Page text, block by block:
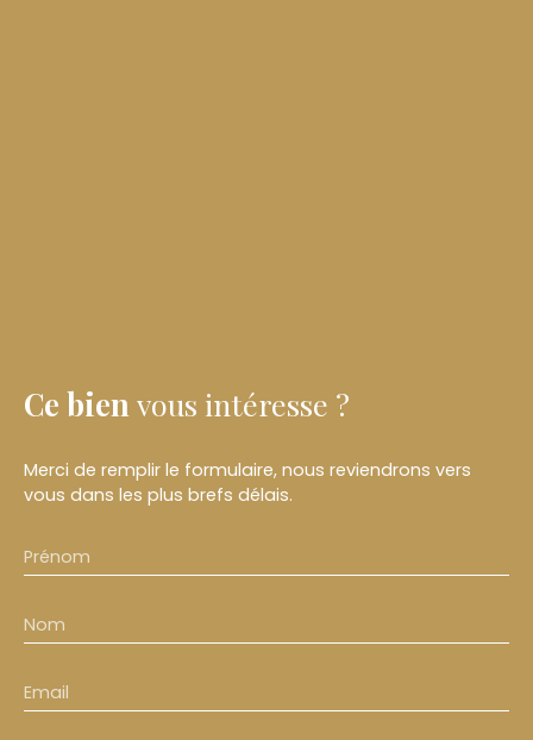
Ce bien vous intéresse ?
Merci de remplir le formulaire, nous reviendrons vers
vous dans les plus brefs délais.
Prénom
Nom
Email